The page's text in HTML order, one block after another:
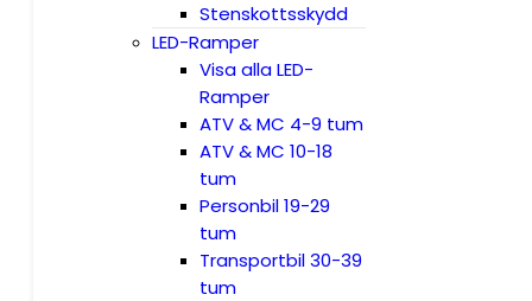
Stenskottsskydd
LED-Ramper
Visa alla LED-
Ramper
ATV & MC 4-9 tum
ATV & MC 10-18
tum
Personbil 19-29
tum
Transportbil 30-39
tum